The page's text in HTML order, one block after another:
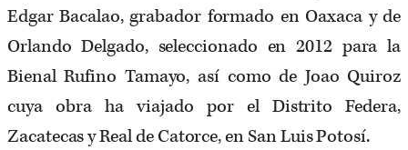
Edgar Bacalao, grabador formado en Oaxaca y de
Orlando Delgado, seleccionado en 2012 para la
Bienal Rufino Tamayo, así como de Joao Quiroz
cuya obra ha viajado por el Distrito Federa,
Zacatecas y Real de Catorce, en San Luis Potosí.